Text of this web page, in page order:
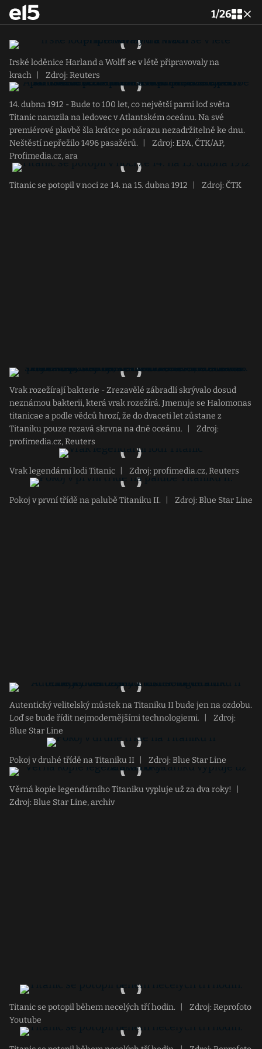
1/26
Irské loděnice Harland a Wolff se v létě připravovaly na
krach
Zdroj: Reuters
14. dubna 1912 - Bude to 100 let, co největší parní loď světa
Titanic narazila na ledovec v Atlantském oceánu. Na své
premiérové plavbě šla krátce po nárazu nezadržitelně ke dnu.
Neštěstí nepřežilo 1496 pasažérů.
Zdroj: EPA, ČTK/AP,
Profimedia.cz, ara
Titanic se potopil v noci ze 14. na 15. dubna 1912 Zdroj: ČTK
Vrak rozežírají bakterie - Zrezavělé zábradlí skrývalo dosud
neznámou bakterii, která vrak rozežírá. Jmenuje se Halomonas
titanicae a podle vědců hrozí, že do dvaceti let zůstane z
Titaniku pouze rezavá skrvna na dně oceánu.
Zdroj:
profimedia.cz, Reuters
Vrak legendární lodi Titanic Zdroj: profimedia.cz, Reuters
Pokoj v první třídě na palubě Titaniku II. Zdroj: Blue Star Line
Autentický velitelský můstek na Titaniku II bude jen na ozdobu.
Loď se bude řídit nejmodernějšími technologiemi.
Zdroj:
Blue Star Line
Pokoj v druhé třídě na Titaniku II Zdroj: Blue Star Line
Věrná kopie legendárního Titaniku vypluje už za dva roky!
Zdroj: Blue Star Line, archiv
Titanic se potopil během necelých tří hodin.
Zdroj: Reprofoto
Youtube